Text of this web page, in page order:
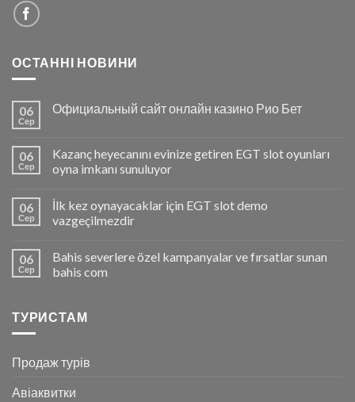
ОСТАННІ НОВИНИ
06
Сер
Официальный сайт онлайн казино Рио Бет
06
Сер
Kazanç heyecanını evinize getiren EGT slot oyunları
oyna imkanı sunuluyor
06
Сер
İlk kez oynayacaklar için EGT slot demo
vazgeçilmezdir
06
Сер
Bahis severlere özel kampanyalar ve fırsatlar sunan
bahis com
ТУРИСТАМ
Продаж турів
Авіаквитки